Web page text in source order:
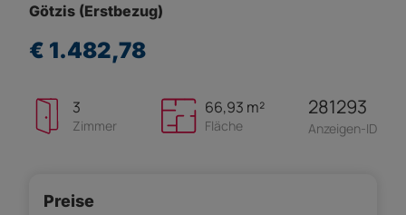
Götzis (Erstbezug)
€ 1.482,78
3
Zimmer
66,93 m²
Fläche
281293
Anzeigen-ID
Preise